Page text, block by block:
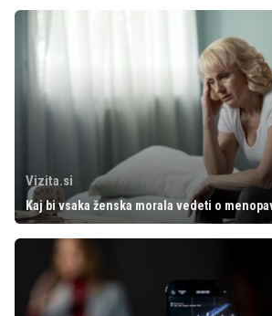
Vizita.si
Kaj bi vsaka ženska morala vedeti o